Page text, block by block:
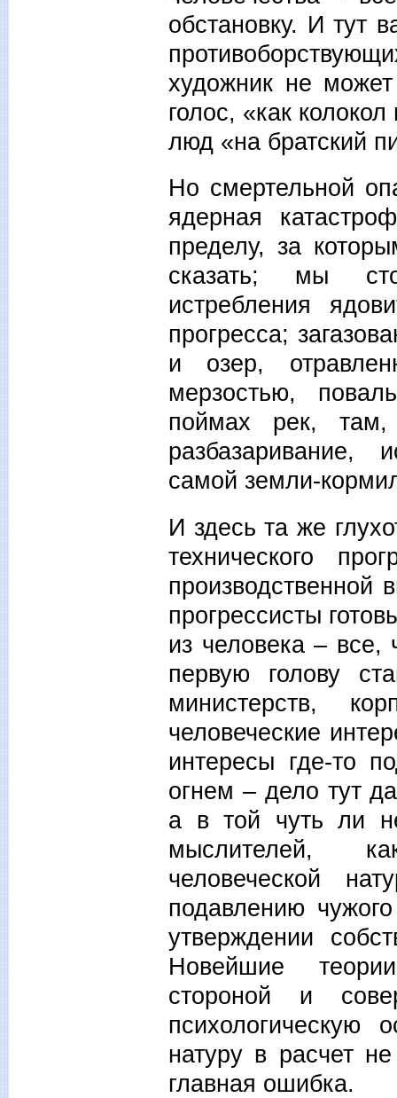
обстановку. И тут
художник не
голос, «как
люд «на братский
Но смертельной
ядерная
пределу, за
сказать; мы
истребления
прогресса;
и озер,
мерзостью,
поймах рек,
разбазаривание,
самой земли-
И здесь та же
технического
производственной
прогрессисты
из человека –
первую голову
министерств,
человеческие
интересы где-то
огнем – дело тут
а в той чуть ли
мыслителей,
человеческой
подавлению
утверждении
Новейшие
стороной и
психологическую
натуру в расчет
главная ошибка.